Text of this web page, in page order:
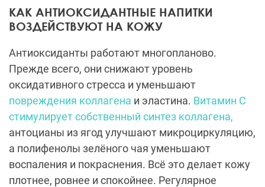
КАК АНТИОКСИДАНТНЫЕ НАПИТКИ
ВОЗДЕЙСТВУЮТ НА КОЖУ
Антиоксиданты работают многопланово.
Прежде всего, они снижают уровень
оксидативного стресса и уменьшают
повреждения коллагена и эластина. Витамин С
стимулирует собственный синтез коллагена,
антоцианы из ягод улучшают микроциркуляцию,
а полифенолы зелёного чая уменьшают
воспаления и покраснения. Всё это делает кожу
плотнее, ровнее и спокойнее. Регулярное